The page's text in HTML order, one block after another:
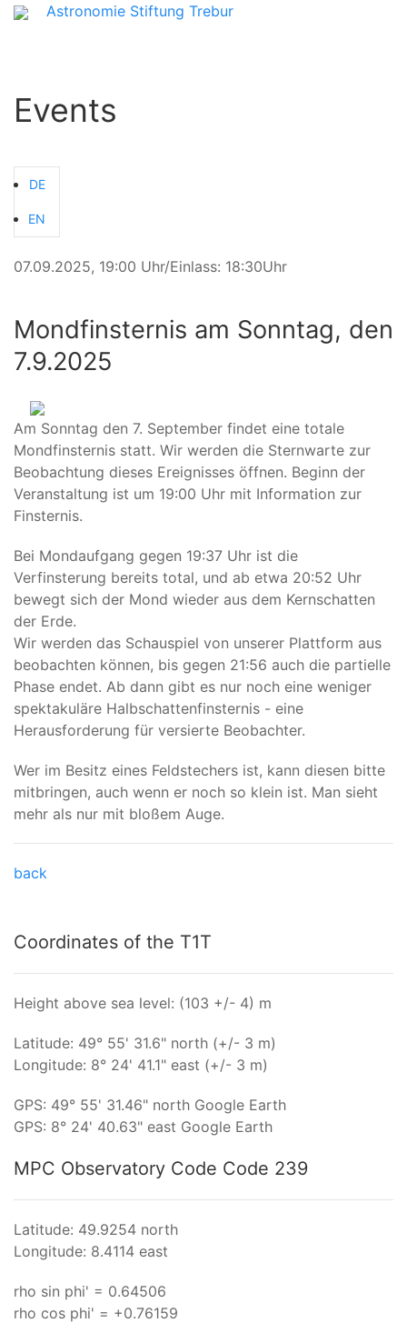
Astronomie Stiftung Trebur
Events
DE
EN
07.09.2025, 19:00 Uhr/Einlass: 18:30Uhr
Mondfinsternis am Sonntag, den
7.9.2025
Am Sonntag den 7. September findet eine totale
Mondfinsternis statt. Wir werden die Sternwarte zur
Beobachtung dieses Ereignisses öffnen. Beginn der
Veranstaltung ist um 19:00 Uhr mit Information zur
Finsternis.
Bei Mondaufgang gegen 19:37 Uhr ist die
Verfinsterung bereits total, und ab etwa 20:52 Uhr
bewegt sich der Mond wieder aus dem Kernschatten
der Erde.
Wir werden das Schauspiel von unserer Plattform aus
beobachten können, bis gegen 21:56 auch die partielle
Phase endet. Ab dann gibt es nur noch eine weniger
spektakuläre Halbschattenfinsternis - eine
Herausforderung für versierte Beobachter.
Wer im Besitz eines Feldstechers ist, kann diesen bitte
mitbringen, auch wenn er noch so klein ist. Man sieht
mehr als nur mit bloßem Auge.
back
Coordinates of the T1T
Height above sea level: (103 +/- 4) m
Latitude: 49° 55' 31.6" north (+/- 3 m)
Longitude: 8° 24' 41.1" east (+/- 3 m)
GPS: 49° 55' 31.46" north Google Earth
GPS: 8° 24' 40.63" east Google Earth
MPC Observatory Code Code 239
Latitude: 49.9254 north
Longitude: 8.4114 east
rho sin phi' = 0.64506
rho cos phi' = +0.76159